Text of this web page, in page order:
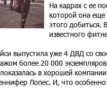
На кадрах с ее
которой она еще
этого добиться.
известного
выпустила уже 4 ДВД со
более 20 000
в хорошей
Лопес. И, что